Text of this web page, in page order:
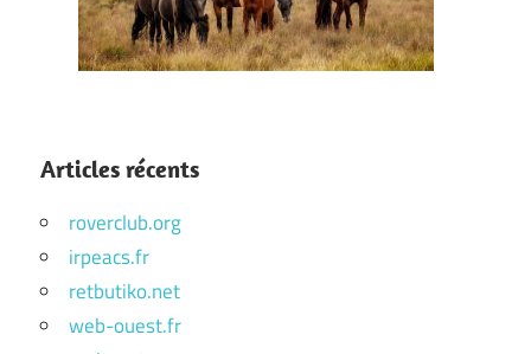
Articles récents
roverclub.org
irpeacs.fr
retbutiko.net
web-ouest.fr